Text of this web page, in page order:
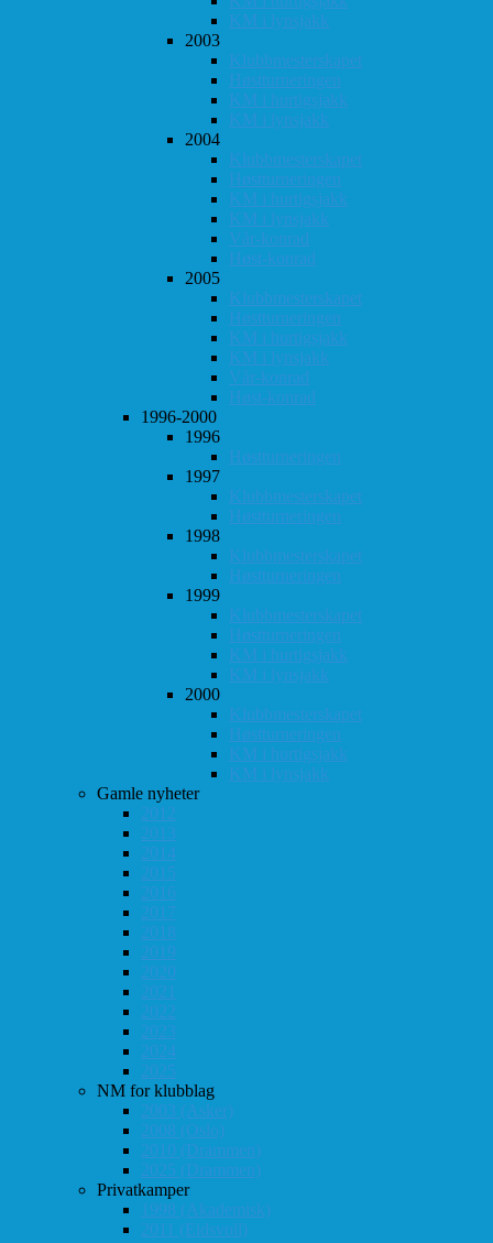
KM i lynsjakk
2003
Klubbmesterskapet
Høstturneringen
KM i hurtigsjakk
KM i lynsjakk
2004
Klubbmesterskapet
Høstturneringen
KM i hurtigsjakk
KM i lynsjakk
Vår-konrad
Høst-konrad
2005
Klubbmesterskapet
Høstturneringen
KM i hurtigsjakk
KM i lynsjakk
Vår-konrad
Høst-konrad
1996-2000
1996
Høstturneringen
1997
Klubbmesterskapet
Høstturneringen
1998
Klubbmesterskapet
Høstturneringen
1999
Klubbmesterskapet
Høstturneringen
KM i hurtigsjakk
KM i lynsjakk
2000
Klubbmesterskapet
Høstturneringen
KM i hurtigsjakk
KM i lynsjakk
Gamle nyheter
2012
2013
2014
2015
2016
2017
2018
2019
2020
2021
2022
2023
2024
2025
NM for klubblag
2003 (Asker)
2008 (Oslo)
2010 (Drammen)
2025 (Drammen)
Privatkamper
1998 (Akademisk)
2011 (Eidsvoll)